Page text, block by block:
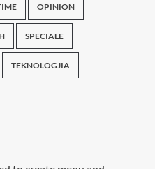
OPINION
SPECIALE
TEKNOLOGJIA